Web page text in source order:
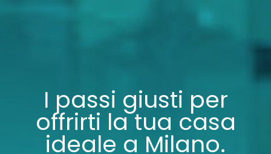
I passi giusti per
offrirti la tua casa
ideale a Milano.